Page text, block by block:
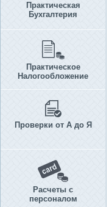
Практическая
Бухгалтерия
Практическое
Налогообложение
Проверки от А до Я
Расчеты с
персоналом